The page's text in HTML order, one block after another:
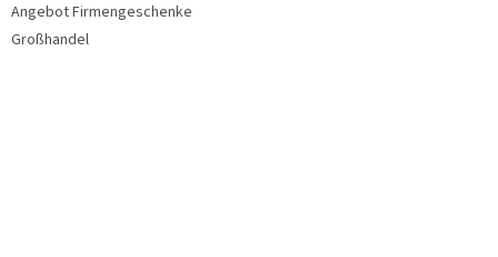
Angebot Firmengeschenke
Großhandel